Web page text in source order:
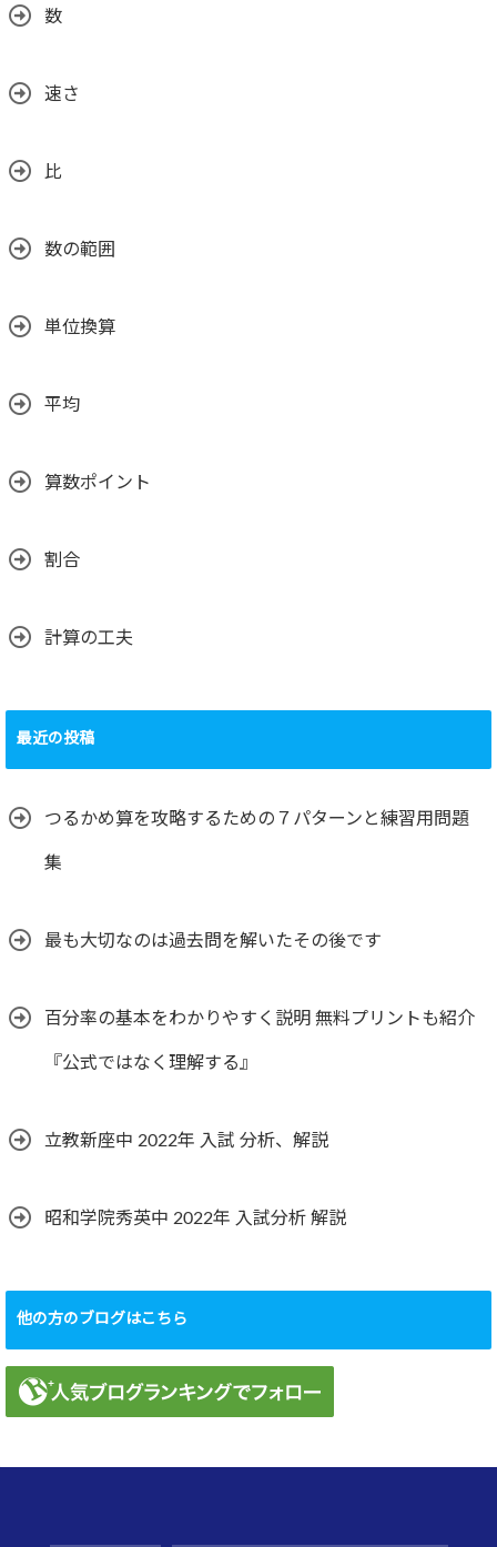
数
速さ
比
数の範囲
単位換算
平均
算数ポイント
割合
計算の工夫
最近の投稿
つるかめ算を攻略するための７パターンと練習用問題
集
最も大切なのは過去問を解いたその後です
百分率の基本をわかりやすく説明 無料プリントも紹介
『公式ではなく理解する』
立教新座中 2022年 入試 分析、解説
昭和学院秀英中 2022年 入試分析 解説
他の方のブログはこちら